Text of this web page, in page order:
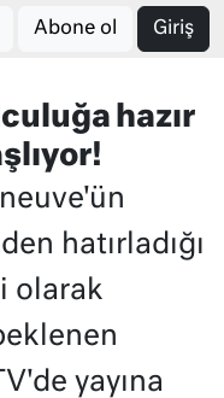
Abone ol Giriş
hazır
hatırladığı
olarak
yayına